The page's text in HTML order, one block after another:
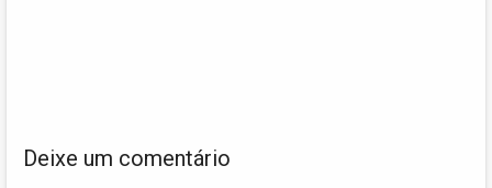
Deixe um comentário